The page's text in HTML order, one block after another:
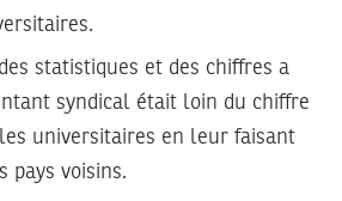
statistiques et des chiffres a
syndical était loin du chiffre
universitaires en leur faisant
pays voisins.